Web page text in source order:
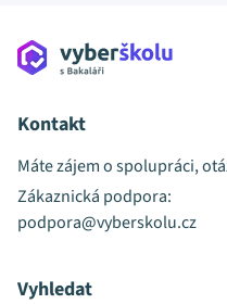
Kontakt
Máte zájem o spolupráci,
Zákaznická podpora:
podpora@vyberskolu.cz
Vyhledat